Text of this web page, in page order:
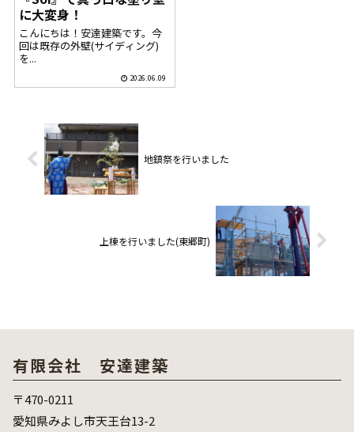
に大変身！
こんにちは！安達建築です。今
回は既存の外壁(サイディング)
を...
2026.06.09
地鎮祭を行いました
上棟を行いました(東郷町)
有限会社 安達建築
〒470-0211
愛知県みよし市天王台13-2